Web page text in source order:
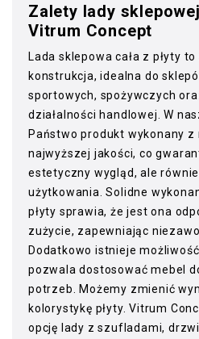
Zalety lady
Vitrum Concept
Lada sklepowa cała z płyty
konstrukcja, idealna do
sportowych, spożywczych
działalności handlowej. W
Państwo produkt wykonany z
najwyższej jakości, co
estetyczny wygląd, ale
użytkowania. Solidne
płyty sprawia, że jest ona
zużycie, zapewniając
Dodatkowo istnieje
pozwala dostosować mebel
potrzeb. Możemy zmienić
kolorystykę płyty. Vitrum
opcję lady z szufladami,